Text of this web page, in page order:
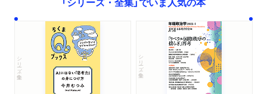
留岡幸助篇（家庭學校
人生は恰も一大葡萄園の如し
基督教と慈善事業
神の委託事業）
浮田和民篇（帝國主義の教育
國民教育論
シリーズ・全集 シリーズ・全集